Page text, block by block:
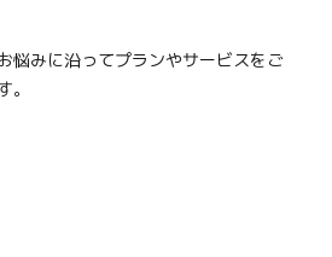
悩みに沿ってプランやサービスをご